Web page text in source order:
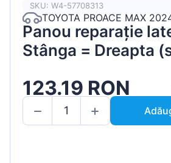
SKU: W4-57708313
TOYOTA PROACE MAX
Panou reparație
Stânga = Dreapta
123.19 RON